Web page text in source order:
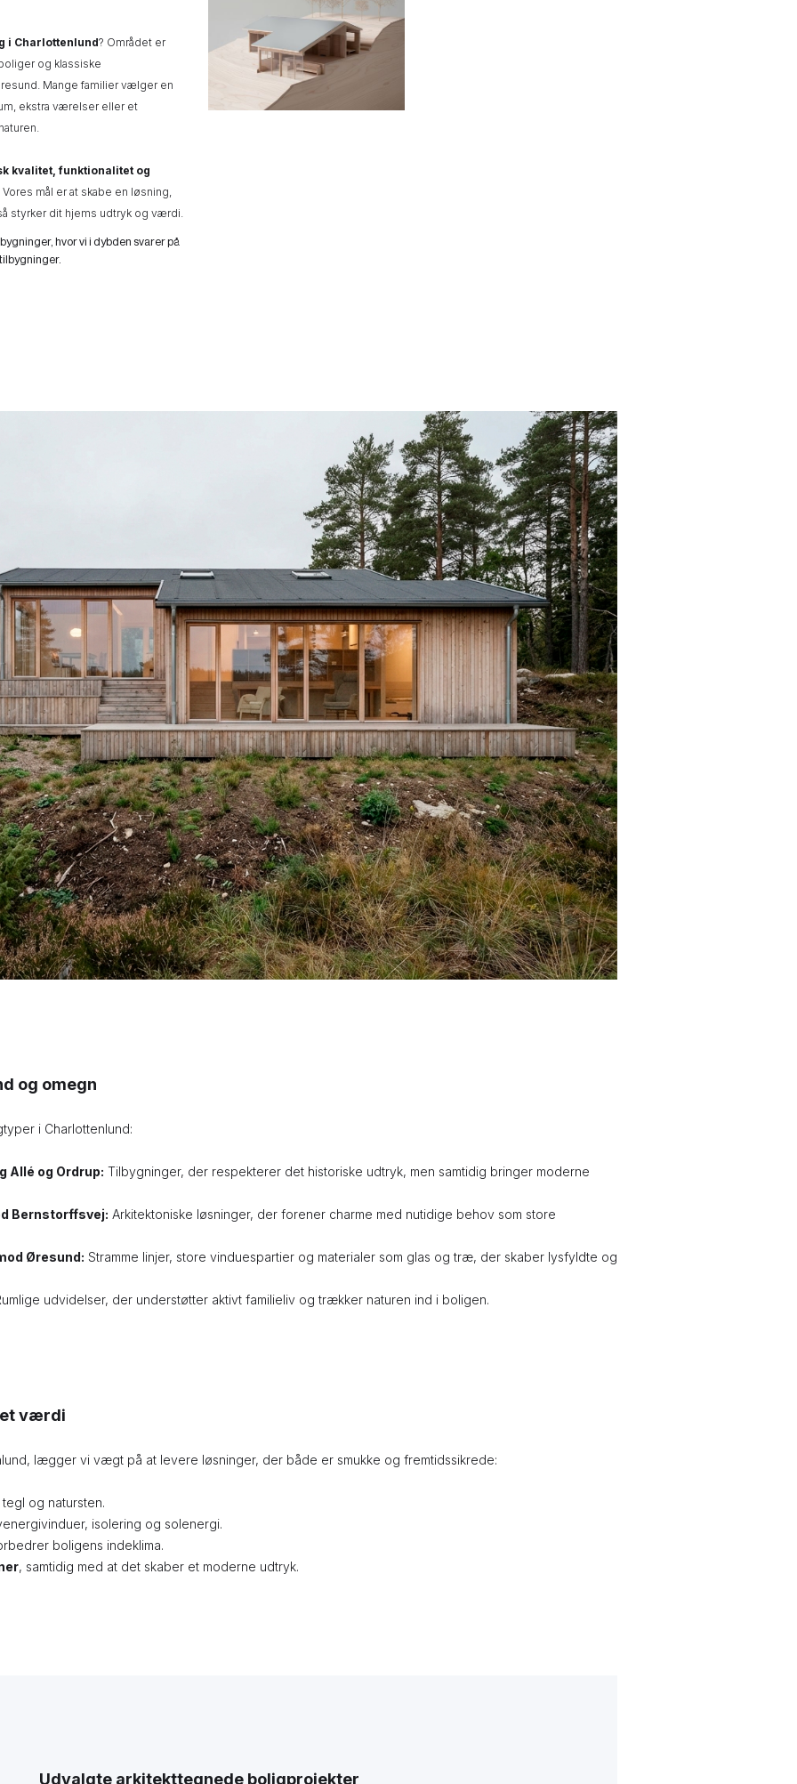
i Charlottenlund? Området er
og klassiske
Mange familier vælger en
ekstra værelser eller et
kvalitet, funktionalitet og
mål er at skabe en løsning,
styrker dit hjems udtryk og værdi.
hvor vi i dybden svarer på
og omegn
i Charlottenlund:
og Ordrup: Tilbygninger, der respekterer det historiske udtryk, men samtidig bringer moderne
Bernstorffsvej: Arkitektoniske løsninger, der forener charme med nutidige behov som store
Øresund: Stramme linjer, store vinduespartier og materialer som glas og træ, der skaber lysfyldte og
udvidelser, der understøtter aktivt familieliv og trækker naturen ind i boligen.
værdi
lægger vi vægt på at levere løsninger, der både er smukke og fremtidssikrede:
og natursten.
isolering og solenergi.
boligens indeklima.
, samtidig med at det skaber et moderne udtryk.
Udvalgte arkitekttegnede boligprojekter